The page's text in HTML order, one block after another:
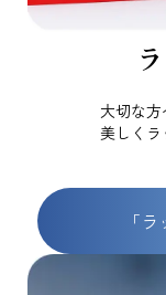
大切な方
美しくラ
「